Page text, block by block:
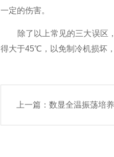
一定的伤害。
除了以上常见的三大误区，
得大于45℃，以免制冷机损坏
上一篇：数显全温振荡培养箱正确